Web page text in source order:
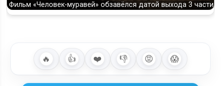
Фильм «Человек-муравей» обзавёлся датой выхода 3 части
🔥 👍 ❤️ 👎 😡 😱